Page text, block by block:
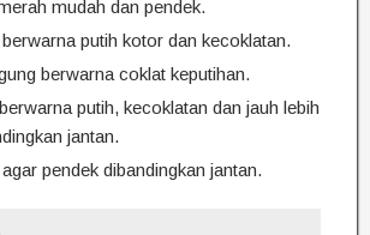
mudah dan pendek.
putih kotor dan kecoklatan.
berwarna coklat keputihan.
putih, kecoklatan dan jauh lebih
jantan.
pendek dibandingkan jantan.